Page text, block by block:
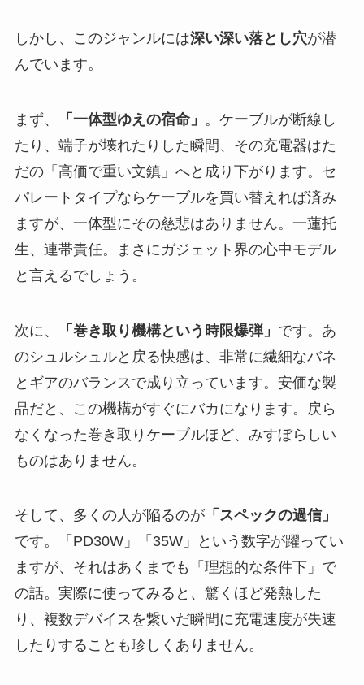
しかし、このジャンルには深い深い落とし穴が潜
んでいます。
まず、 「一体型ゆえの宿命」 。ケーブルが断線し
たり、端子が壊れたりした瞬間、その充電器はた
だの「高価で重い文鎮」へと成り下がります。セ
パレートタイプならケーブルを買い替えれば済み
ますが、一体型にその慈悲はありません。一蓮托
生、連帯責任。まさにガジェット界の心中モデル
と言えるでしょう。
次に、 「巻き取り機構という時限爆弾」 です。あ
のシュルシュルと戻る快感は、非常に繊細なバネ
とギアのバランスで成り立っています。安価な製
品だと、この機構がすぐにバカになります。戻ら
なくなった巻き取りケーブルほど、みすぼらしい
ものはありません。
そして、多くの人が陥るのが「スペックの過信」
です。「PD30W」「35W」という数字が躍ってい
ますが、それはあくまでも「理想的な条件下」で
の話。実際に使ってみると、驚くほど発熱した
り、複数デバイスを繋いだ瞬間に充電速度が失速
したりすることも珍しくありません。